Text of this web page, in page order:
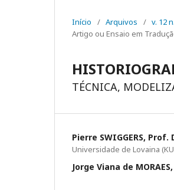
Início / Arquivos / v. 12
Artigo ou Ensaio em
TÉCNICA,
Pierre SWIGGERS, Prof.
Universidade de Lovaina
Jorge Viana de